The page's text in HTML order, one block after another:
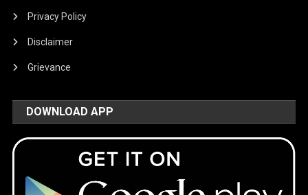
Privacy Policy
Disclaimer
Grievance
DOWNLOAD APP